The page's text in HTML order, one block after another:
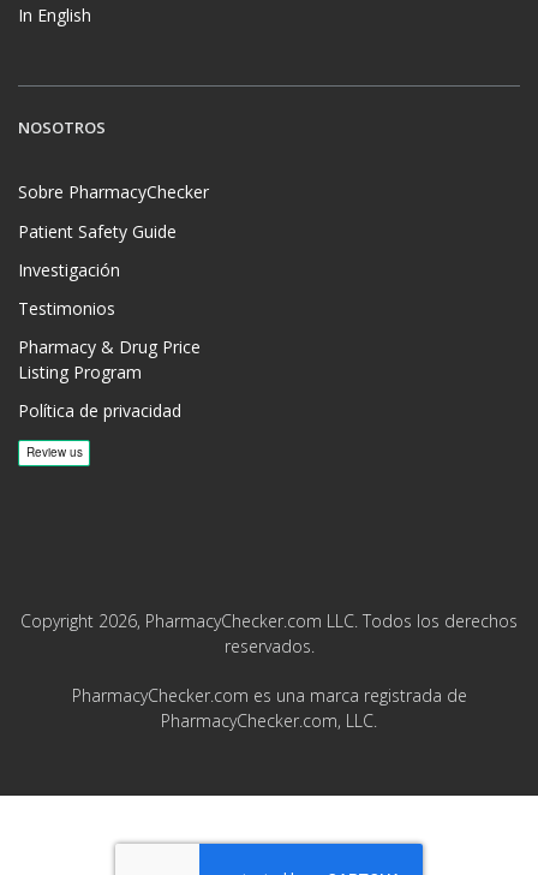
In English
NOSOTROS
Sobre PharmacyChecker
Patient Safety Guide
Investigación
Testimonios
Pharmacy & Drug Price
Listing Program
Política de privacidad
Copyright 2026, PharmacyChecker.com LLC. Todos los derechos
reservados.
PharmacyChecker.com es una marca registrada de
PharmacyChecker.com, LLC.